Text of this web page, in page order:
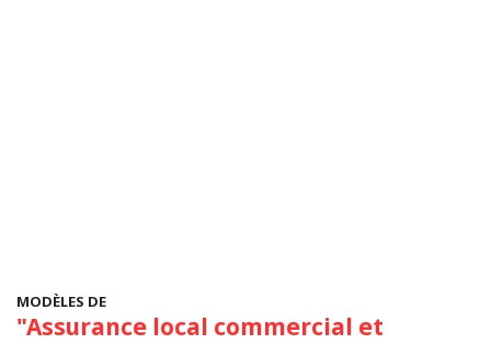
MODÈLES DE
"Assurance local commercial et